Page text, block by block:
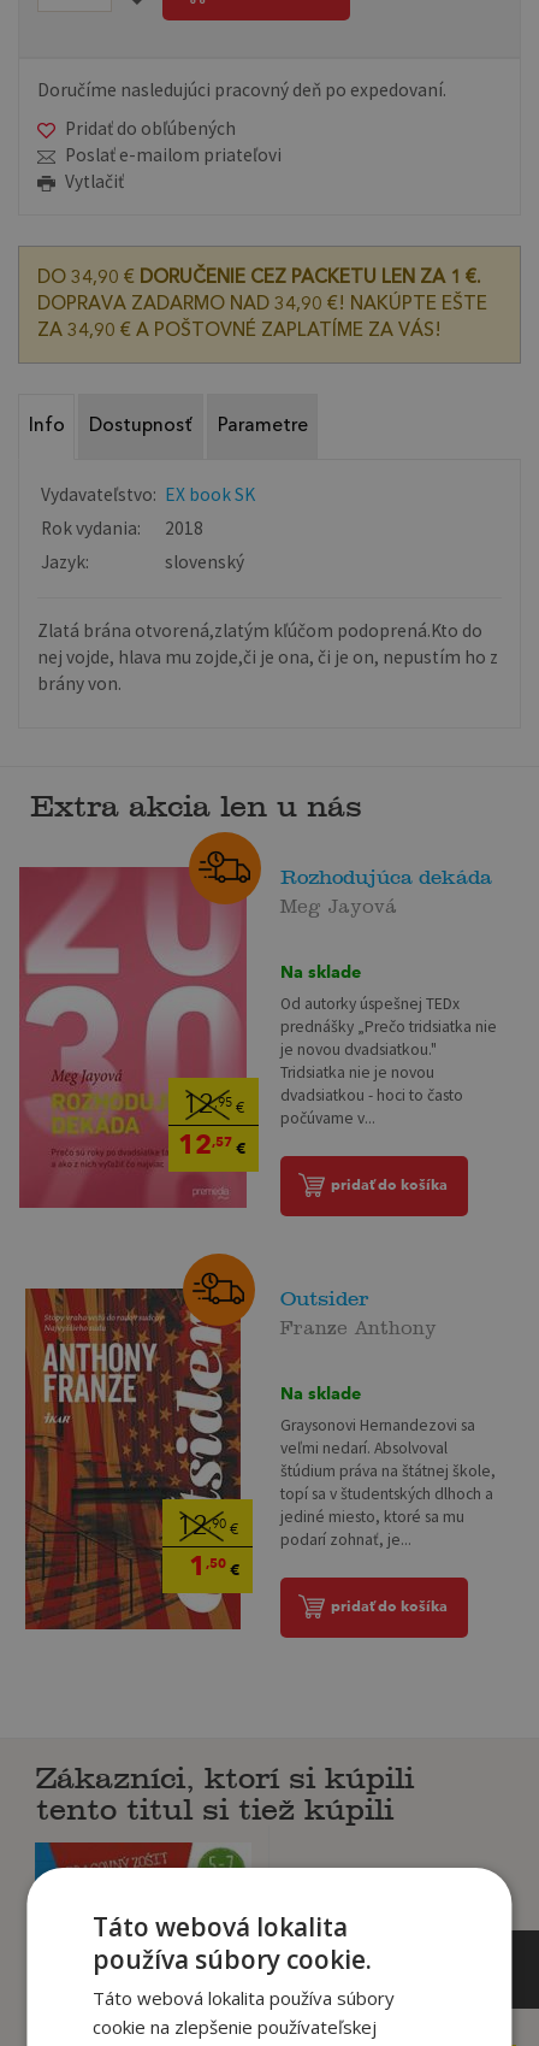
Doručíme nasledujúci pracovný deň po expedovaní.
Pridať do obľúbených
Poslať e-mailom priateľovi
Vytlačiť
DO 34,90 € DORUČENIE CEZ PACKETU LEN ZA 1 €.
DOPRAVA ZADARMO NAD 34,90 €! NAKÚPTE EŠTE
ZA 34,90 € A POŠTOVNÉ ZAPLATÍME ZA VÁS!
Info Dostupnosť Parametre
Vydavateľstvo: EX book SK
Rok vydania:
2018
Jazyk:
slovenský
Zlatá brána otvorená,zlatým kľúčom podoprená.Kto do
nej vojde, hlava mu zojde,či je ona, či je on, nepustím ho z
brány von.
Extra akcia len u nás
12,95 €
12,57 €
Rozhodujúca dekáda
Meg Jayová
Na sklade
Od autorky úspešnej TEDx
prednášky „Prečo tridsiatka nie
je novou dvadsiatkou."
Tridsiatka nie je novou
dvadsiatkou - hoci to často
počúvame v...
pridať do košíka
12,90 €
1 ,50 €
Outsider
Franze Anthony
Na sklade
Graysonovi Hernandezovi sa
veľmi nedarí. Absolvoval
štúdium práva na štátnej škole,
topí sa v študentských dlhoch a
jediné miesto, ktoré sa mu
podarí zohnať, je...
pridať do košíka
Zákazníci, ktorí si kúpili
tento titul si tiež kúpili
Táto webová lokalita
používa súbory cookie.
Táto webová lokalita používa súbory
cookie na zlepšenie používateľskej